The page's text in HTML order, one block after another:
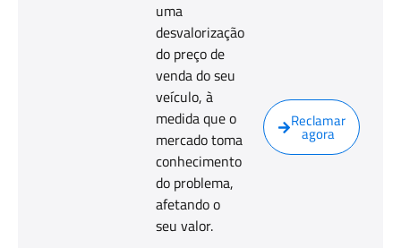
uma
desvalorização
do preço de
venda do seu
veículo, à
medida que o
mercado toma
conhecimento
do problema,
afetando o
seu valor.
Reclamar
agora